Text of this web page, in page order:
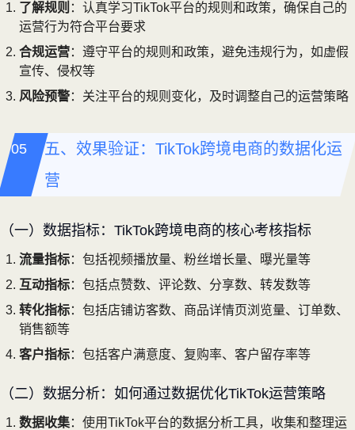
了解规则 ：认真学习TikTok平台的规则和政策，确保自己的
运营行为符合平台要求
合规运营：遵守平台的规则和政策，避免违规行为，如虚假
宣传、侵权等
风险预警：关注平台的规则变化，及时调整自己的运营策略
五、效果验证：TikTok跨境电商的数据化运
营
（一）数据指标：TikTok跨境电商的核心考核指标
流量指标：包括视频播放量、粉丝增长量、曝光量等
互动指标：包括点赞数、评论数、分享数、转发数等
转化指标：包括店铺访客数、商品详情页浏览量、订单数、
销售额等
客户指标：包括客户满意度、复购率、客户留存率等
（二）数据分析：如何通过数据优化TikTok运营策略
数据收集：使用TikTok平台的数据分析工具，收集和整理运